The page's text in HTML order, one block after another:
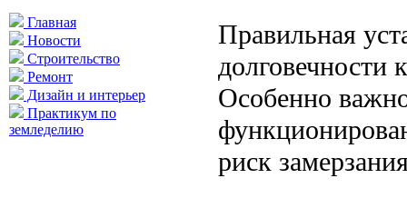
Главная
Новости
Строительство
Ремонт
Дизайн и интерьер
Практикум по
земледелию
Правильная
Особенно
риск